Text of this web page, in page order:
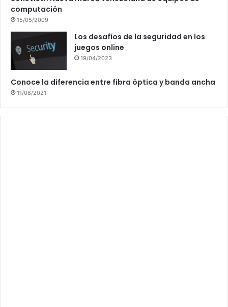
computación
15/05/2009
Los desafíos de la seguridad en los
juegos online
19/04/2023
Conoce la diferencia entre fibra óptica y banda ancha
11/08/2021